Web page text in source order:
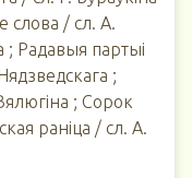
слова / сл. А.
; Радавыя партыі
;
; Сорок
раніца / сл. А.